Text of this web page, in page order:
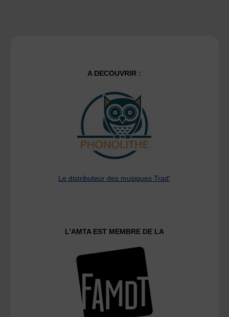
A DECOUVRIR :
Le distributeur des musiques Trad'
L’AMTA EST MEMBRE DE LA